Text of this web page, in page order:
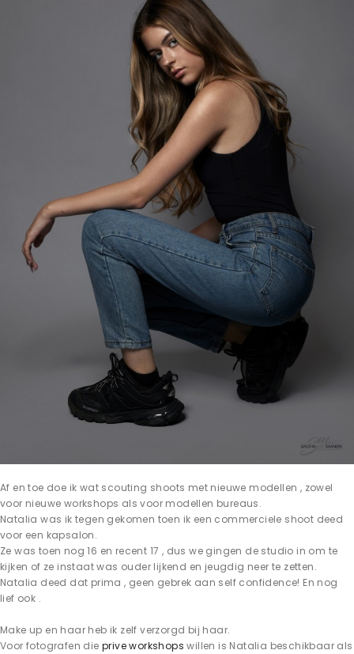
Af en toe doe ik wat scouting shoots met nieuwe modellen , zowel
voor nieuwe workshops als voor modellen bureaus.
Natalia was ik tegen gekomen toen ik een commerciele shoot deed
voor een kapsalon.
Ze was toen nog 16 en recent 17 , dus we gingen de studio in om te
kijken of ze instaat was ouder lijkend en jeugdig neer te zetten.
Natalia deed dat prima , geen gebrek aan self confidence! En nog
lief ook .
Make up en haar heb ik zelf verzorgd bij haar.
Voor fotografen dieprive workshops willen is Natalia beschikbaar als